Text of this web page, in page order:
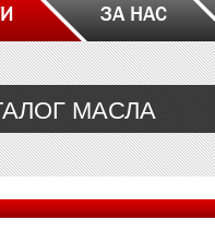
ЗА НАС
МАСЛА